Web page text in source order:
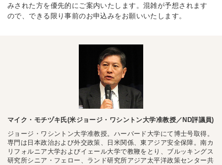
みされた方を優先的にご案内いたします。混雑が予想されます
ので、できる限り事前のお申込みをお願いいたします。
マイク・モチヅキ氏(米ジョージ・ワシントン大学准教授／ND評議員)
ジョージ・ワシントン大学准教授。ハーバード大学にて博士号取得。
専門は日本政治および外交政策、日米関係、東アジア安全保障。南カ
リフォルニア大学およびイェール大学で教鞭をとり、ブルッキングス
研究所シニア・フェロー、ランド研究所アジア太平洋政策センター共